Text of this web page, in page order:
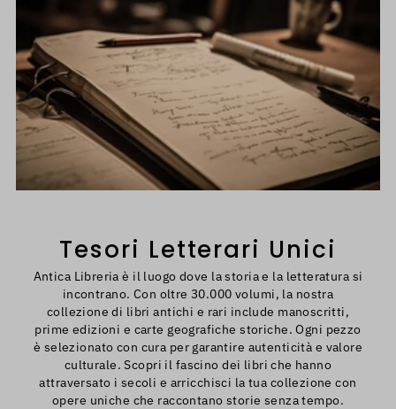
Tesori Letterari Unici
Antica Libreria è il luogo dove la storia e la letteratura si
incontrano. Con oltre 30.000 volumi, la nostra
collezione di libri antichi e rari include manoscritti,
prime edizioni e carte geografiche storiche. Ogni pezzo
è selezionato con cura per garantire autenticità e valore
culturale. Scopri il fascino dei libri che hanno
attraversato i secoli e arricchisci la tua collezione con
opere uniche che raccontano storie senza tempo.